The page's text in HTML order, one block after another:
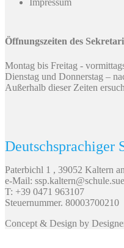
Impressum
Öffnungszeiten des
Montag bis Freitag -
Dienstag und Donnerstag –
Außerhalb dieser Zeiten
Deutschsprachiger
Paterbichl 1 , 39052 Kaltern
e-Mail:
T: +39 0471 963107
Steuernummer. 80003700210
Concept & Design by